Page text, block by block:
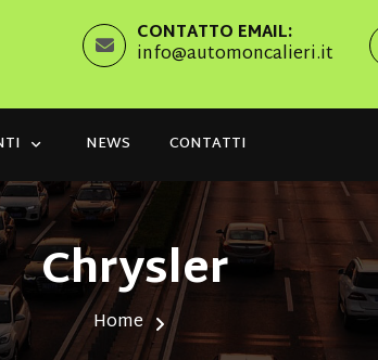
CONTATTO EMAIL:
info@automoncalieri.it
NEWS CONTATTI
Chrysler
Home